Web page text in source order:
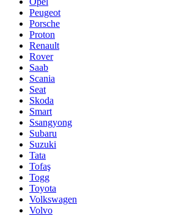
Peugeot
Porsche
Proton
Renault
Rover
Saab
Scania
Seat
Skoda
Smart
Ssangyong
Subaru
Suzuki
Tata
Tofaş
Togg
Toyota
Volkswagen
Volvo